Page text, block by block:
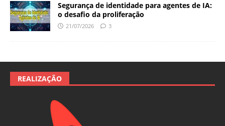
Segurança de identidade para agentes de IA:
o desafio da proliferação
21/07/2026 3
REALIZAÇÃO